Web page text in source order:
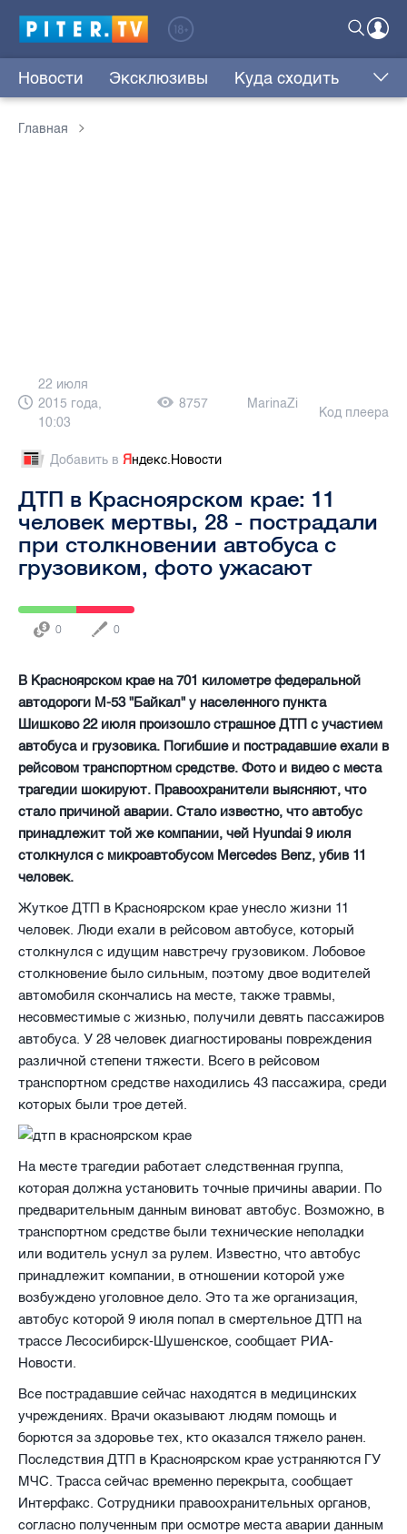
Новости Эксклюзивы Куда сходить
Главная
22 июля
2015 года,
10:03
8757 MarinaZi
Код плеера
Добавить в Яндекс.Новости
ДТП в Красноярском крае: 11
человек мертвы, 28 - пострадали
при столкновении автобуса с
грузовиком, фото ужасают
0 0
В Красноярском крае на 701 километре федеральной
автодороги М-53 "Байкал" у населенного пункта
Шишково 22 июля произошло страшное ДТП с участием
автобуса и грузовика. Погибшие и пострадавшие ехали в
рейсовом транспортном средстве. Фото и видео с места
трагедии шокируют. Правоохранители выясняют, что
стало причиной аварии. Стало известно, что автобус
принадлежит той же компании, чей Hyundai 9 июля
столкнулся с микроавтобусом Mercedes Benz, убив 11
человек.
Жуткое ДТП в Красноярском крае унесло жизни 11
человек. Люди ехали в рейсовом автобусе, который
столкнулся с идущим навстречу грузовиком. Лобовое
столкновение было сильным, поэтому двое водителей
автомобиля скончались на месте, также травмы,
несовместимые с жизнью, получили девять пассажиров
автобуса. У 28 человек диагностированы повреждения
различной степени тяжести. Всего в рейсовом
транспортном средстве находились 43 пассажира, среди
которых были трое детей.
На месте трагедии работает следственная группа,
которая должна установить точные причины аварии. По
предварительным данным виноват автобус. Возможно, в
транспортном средстве были технические неполадки
или водитель уснул за рулем. Известно, что автобус
принадлежит компании, в отношении которой уже
возбуждено уголовное дело. Это та же организация,
автобус которой 9 июля попал в смертельное ДТП на
трассе Лесосибирск-Шушенское, сообщает РИА-
Новости.
Все пострадавшие сейчас находятся в медицинских
учреждениях. Врачи оказывают людям помощь и
борются за здоровье тех, кто оказался тяжело ранен.
Последствия ДТП в Красноярском крае устраняются ГУ
МЧС. Трасса сейчас временно перекрыта, сообщает
Интерфакс. Сотрудники правоохранительных органов,
согласно полученным при осмотре места аварии данным